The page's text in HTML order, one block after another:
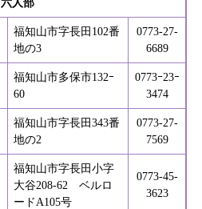
六人部
福知山市字長田102番
地の3
0773-27-
6689
福知山市多保市132ｰ
60
0773ｰ23ｰ
3474
福知山市字長田343番
地の2
0773-27-
7569
福知山市字長田小字
大谷208-62 ベルロ
ードA105号
0773-45-
3623